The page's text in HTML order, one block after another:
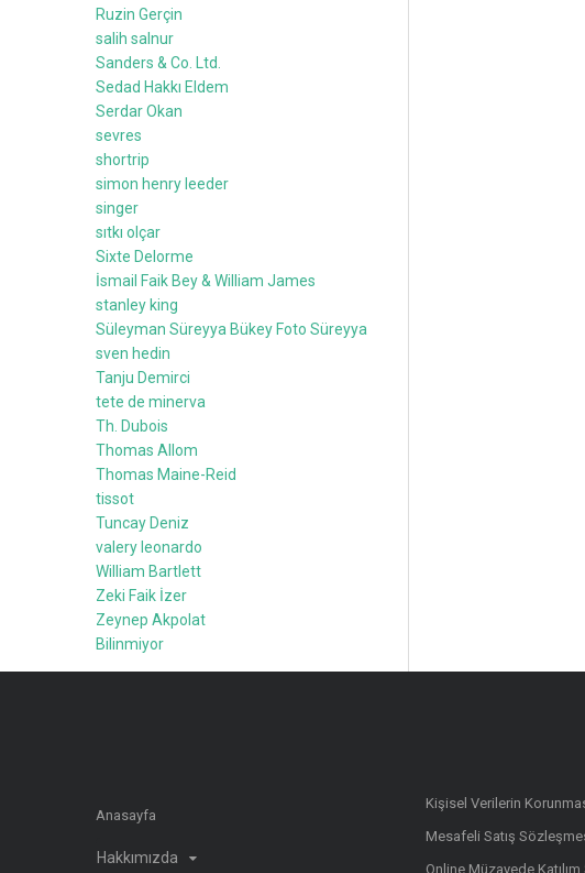
Ruzin Gerçin
salih salnur
Sanders & Co. Ltd.
Sedad Hakkı Eldem
Serdar Okan
sevres
shortrip
simon henry leeder
singer
sıtkı olçar
Sixte Delorme
İsmail Faik Bey & William James
stanley king
Süleyman Süreyya Bükey Foto Süreyya
sven hedin
Tanju Demirci
tete de minerva
Th. Dubois
Thomas Allom
Thomas Maine-Reid
tissot
Tuncay Deniz
valery leonardo
William Bartlett
Zeki Faik İzer
Zeynep Akpolat
Bilinmiyor
Anasayfa
Hakkımızda
Kişisel Verilerin
Mesafeli Satış
Online Müzayede Katılım